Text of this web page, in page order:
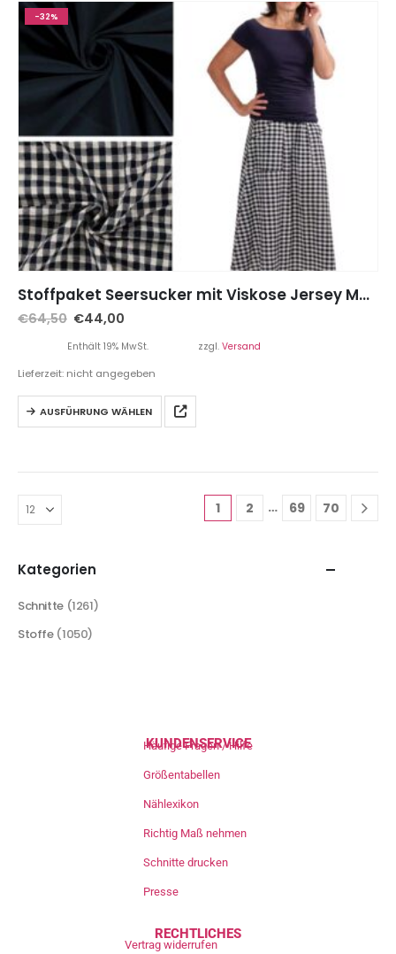
-32%
Stoffpaket Seersucker mit Viskose Jersey Marine – inkl. Papierschnittmuster Rock Kenda
€64,50 €44,00
Enthält 19% MwSt. zzgl. Versand
Lieferzeit: nicht angegeben
AUSFÜHRUNG WÄHLEN
1 2 … 69 70
Kategorien
Schnitte (1261)
Stoffe (1050)
KUNDENSERVICE
Häufige Fragen / Hilfe
Größentabellen
Nählexikon
Richtig Maß nehmen
Schnitte drucken
Presse
RECHTLICHES
Vertrag widerrufen